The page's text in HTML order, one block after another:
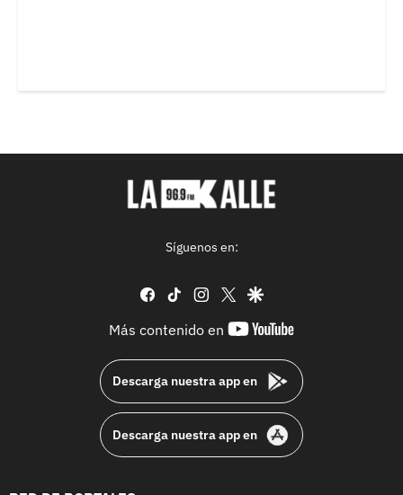
Síguenos en:
facebook
tiktok instagram
twittergoogle
Más contenido en
youtube-
Descarga nuestra app en
Descarga nuestra app en